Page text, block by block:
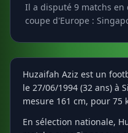
Il a disputé 9 matchs en
coupe d'Europe :
Huzaifah Aziz est un
le 27/06/1994 (32 ans) à
mesure 161 cm, pour 75
En sélection nationale,